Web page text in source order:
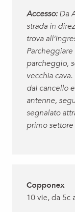
Accesso:Da
strada in
trova
parcheggio,
vecchia
dal cancello
antenne,
segnalato
primo
Copponex
10 vie, da 5c